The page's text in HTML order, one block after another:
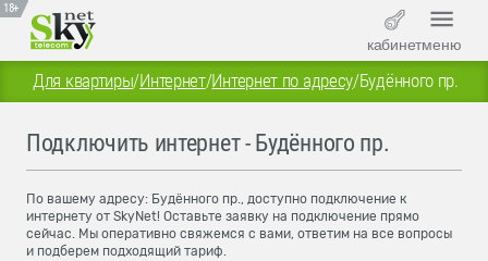
18+
кабинетменю
Для квартиры/Интернет/Интернет по адресу/Будённого пр.
Подключить интернет - Будённого пр.
По вашему адресу: Будённого пр., доступно подключение к
интернету от SkyNet! Оставьте заявку на подключение прямо
сейчас. Мы оперативно свяжемся с вами, ответим на все вопросы
и подберем подходящий тариф.